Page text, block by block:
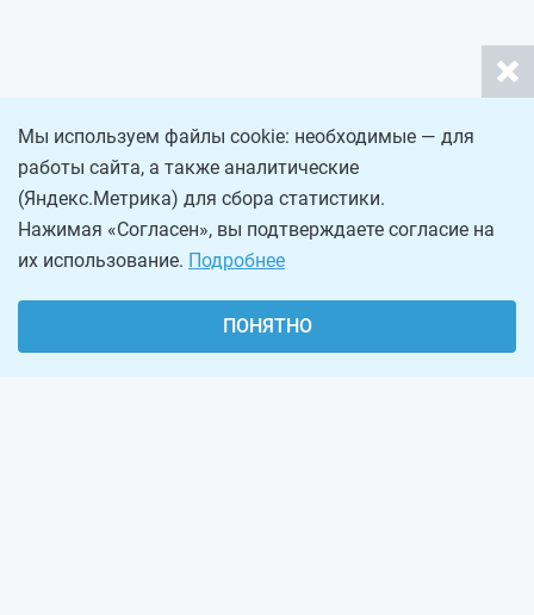
Мы используем файлы cookie: необходимые — для
работы сайта, а также аналитические
(Яндекс.Метрика) для сбора статистики.
Нажимая «Согласен», вы подтверждаете согласие на
их использование. Подробнее
ПОНЯТНО